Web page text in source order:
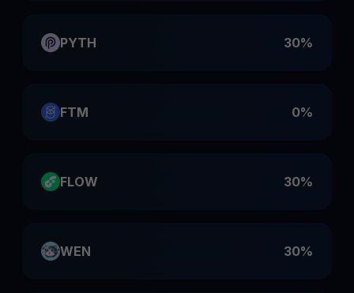
PYTH 30%
FTM 0%
FLOW 30%
WEN 30%